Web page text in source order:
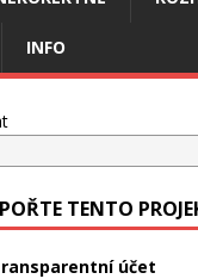
INFO
TENTO
účet